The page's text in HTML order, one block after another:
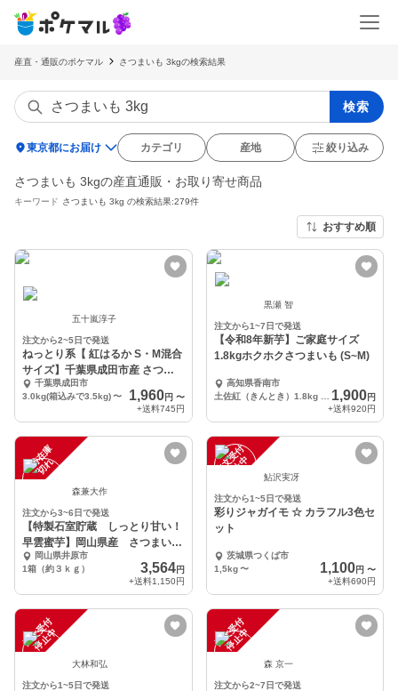
産直・通販のポケマル さつまいも 3kgの検索結果
検索
location_on東京都にお届け カテゴリ 産地 絞り込み
さつまいも 3kgの産直通販・お取り寄せ商品
キーワード さつまいも 3kg の検索結果:279件
おすすめ順
五十嵐淳子
注文から2~5日で発送
ねっとり系【 紅はるか S・M混合
サイズ】千葉県成田市産 さつま
いも 紅はるか
千葉県成田市
3.0kg(箱込みで3.5kg)〜 1,960円 〜
+送料745円
黒瀬 智
注文から1~7日で発送
【令和8年新芋】ご家庭サイズ
1.8kgホクホクさつまいも (S~M)
高知県香南市
1,900円
+送料920円
一
時
在
庫
切
れ
森兼大作
注文から3~6日で発送
【特製石室貯蔵 しっとり甘い！
早雲蜜芋】岡山県産 さつまい
も ３㎏
岡山県井原市
1箱（約３ｋｇ）
3,564円
+送料1,150円
注
文
受
付
停
止
中 鮎沢実冴
注文から1~5日で発送
彩りジャガイモ ☆ カラフル3色セ
ット
茨城県つくば市
1,5kg 〜 1,100円 〜
+送料690円
注
文
受
付
停
止
中
大林和弘
注文から1~5日で発送
注
文
受
付
停
止
中
森 京一
注文から2~7日で発送